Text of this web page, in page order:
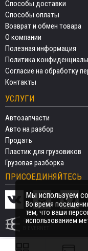
Способы доставки
Способы оплаты
Возврат и обмен товара
О компании
Полезная информация
Политика
Согласие на обработку
Контакты
УСЛУГИ
Автозапчасти
Авто на разбор
Продать
Пластик для грузовиков
Грузовая разборка
ПРИСОЕДИНЯЙТЕСЬ
СДЕЛАНО
Мы используем
Во время
тем, что ваши
использованием